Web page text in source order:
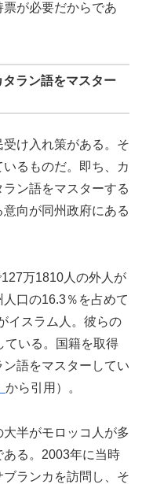
が必要だからであ
ラン語をマスター
け入れ策がある。そ
るものだ。即ち、カ
ン語をマスターする
向が同州政府にある
万1810人の外人が
口の16.3％を占めて
イスラム人。彼らの
ている。国籍を取得
語をマスターしてい
から引用）。
半がモロッコ人が多
る。2003年に当時
ランカを訪問し、そ